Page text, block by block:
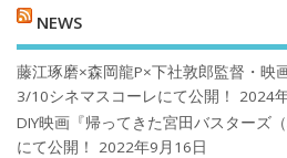
NEWS
藤江琢磨×森岡龍P×下社敦郎監督・映画
3/10シネマスコーレにて公開！
2024
DIY映画『帰ってきた宮田バスターズ
にて公開！
2022年9月16日